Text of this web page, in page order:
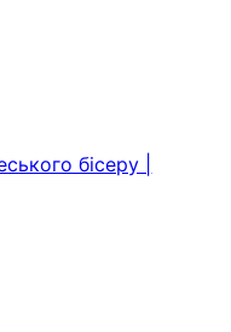
бісеру |